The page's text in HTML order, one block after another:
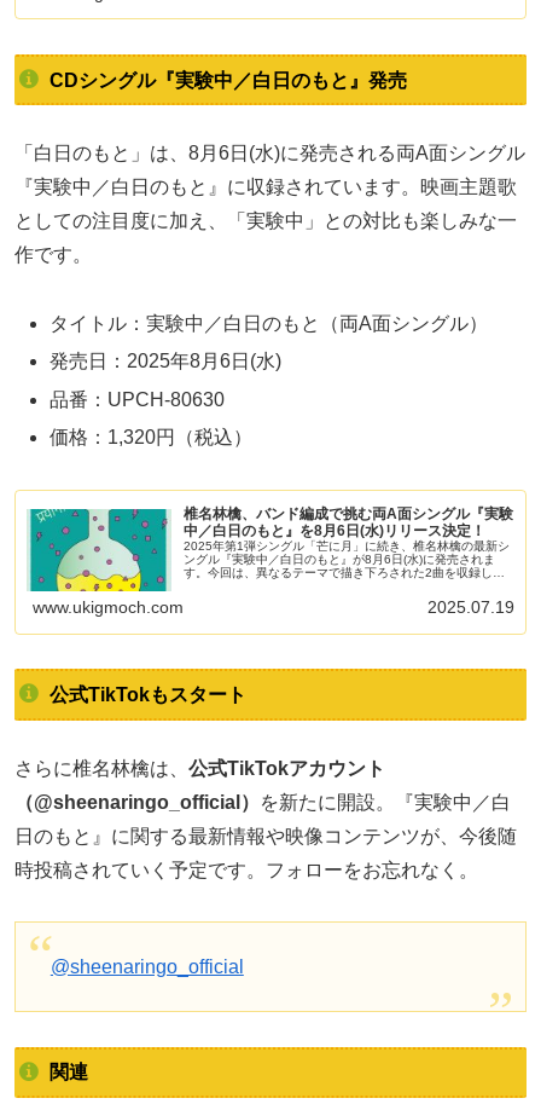
CDシングル『実験中／白日のもと』発売
「白日のもと」は、8月6日(水)に発売される両A面シングル
『実験中／白日のもと』に収録されています。映画主題歌
としての注目度に加え、「実験中」との対比も楽しみな一
作です。
タイトル：実験中／白日のもと（両A面シングル）
発売日：2025年8月6日(水)
品番：UPCH-80630
価格：1,320円（税込）
椎名林檎、バンド編成で挑む両A面シングル『実験
中／白日のもと』を8月6日(水)リリース決定！
2025年第1弾シングル「芒に月」に続き、椎名林檎の最新シ
ングル『実験中／白日のもと』が8月6日(水)に発売されま
す。今回は、異なるテーマで描き下ろされた2曲を収録した
www.ukigmoch.com 2025.07.19
公式TikTokもスタート
さらに椎名林檎は、 公式TikTokアカウント
（@sheenaringo_official）
を新たに開設。『実験中／白
日のもと』に関する最新情報や映像コンテンツが、今後随
時投稿されていく予定です。フォローをお忘れなく。
@sheenaringo_official
関連